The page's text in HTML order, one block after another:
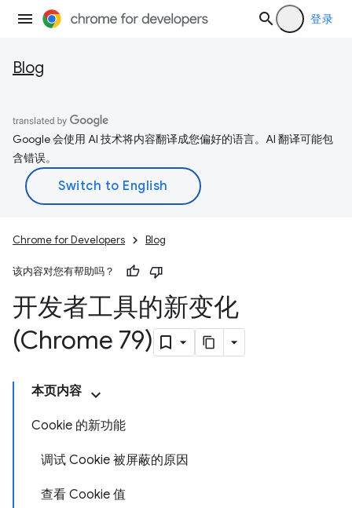
登录
Blog
Google 会使用 AI 技术将内容翻译成您偏好的语言。AI 翻译可能包
含错误。
Chrome for Developers Blog
该内容对您有帮助吗？
开发者工具的新变化
(Chrome 79)
本页内容
Cookie 的新功能
调试 Cookie 被屏蔽的原因
查看 Cookie 值